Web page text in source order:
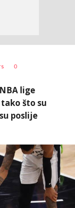
0
lige
što su
poslije